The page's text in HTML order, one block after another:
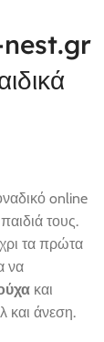
nest.gr
online
τους.
τα πρώτα
να
και
και άνεση.